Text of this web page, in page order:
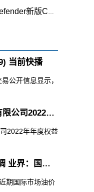
版CPU占用过高
当前快播
公开信息显示，
山东药玻: 山东省药用玻璃股份有限公司2022年年度权益分派实施公告
2022年年度权益
当前时讯：国内油价年内小幅上调 业界：国际油价短期仍以震荡运行为主
期国际市场油价